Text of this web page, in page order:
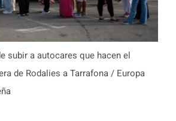
subir a autocares que hacen el
de Rodalies a Tarrafona / Europa